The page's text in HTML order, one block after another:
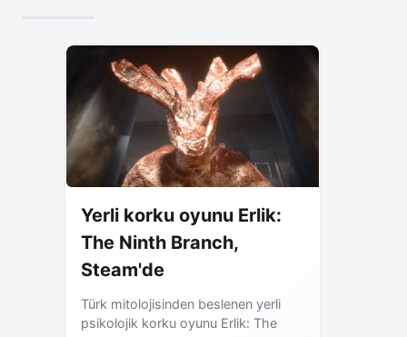
Yerli korku oyunu Erlik:
The Ninth Branch,
Steam'de
Türk mitolojisinden beslenen yerli
psikolojik korku oyunu Erlik: The